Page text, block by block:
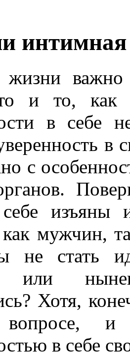
интимная
важно
и то, как
в себе
в
с
изъяны
как мужчин,
не стать
или
Хотя,
и
в себе